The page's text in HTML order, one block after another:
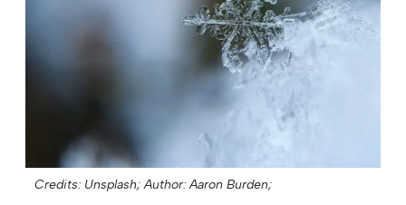
Credits: Unsplash; Author: Aaron Burden;